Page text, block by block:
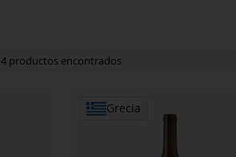
4 productos encontrados
Grecia